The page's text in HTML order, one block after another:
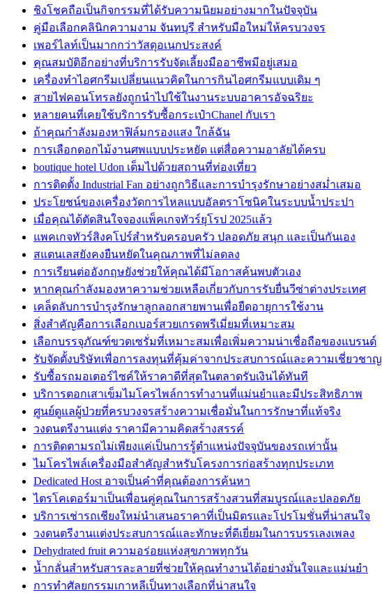
ชิงโชคถือเป็นกิจกรรมที่ได้รับความนิยมอย่างมากในปัจจุบัน
คู่มือเลือกคลินิกความงาม จันทบุรี สำหรับมือใหม่ให้ครบวงจร
เพอร์ไลท์เป็นมากกว่าวัสดุอเนกประสงค์
คุณสมบัติอีกอย่างที่บริการรับจัดเลี้ยงมืออาชีพมีอยู่เสมอ
เครื่องทำไอศกรีมเปลี่ยนแนวคิดในการกินไอศกรีมแบบเดิม ๆ
สายไฟคอนโทรลยังถูกนำไปใช้ในงานระบบอาคารอัจฉริยะ
หลายคนที่เคยใช้บริการรับซื้อกระเป๋าChanel กับเรา
ถ้าคุณกำลังมองหาฟิล์มกรองแสง ใกล้ฉัน
การเลือกดอกไม้งานศพแบบประหยัด แต่สื่อความอาลัยได้ครบ
boutique hotel Udon เต็มไปด้วยสถานที่ท่องเที่ยว
การติดตั้ง Industrial Fan อย่างถูกวิธีและการบำรุงรักษาอย่างสม่ำเสมอ
ประโยชน์ของเครื่องวัดการไหลแบบอัลตราโซนิคในระบบน้ำประปา
เมื่อคุณได้ตัดสินใจจองแพ็คเกจทัวร์ยุโรป 2025แล้ว
แพคเกจทัวร์สิงคโปร์สำหรับครอบครัว ปลอดภัย สนุก และเป็นกันเอง
สแตนเลสยังคงยืนหยัดในคุณภาพที่ไม่ลดลง
การเรียนต่ออังกฤษยังช่วยให้คุณได้มีโอกาสค้นพบตัวเอง
หากคุณกำลังมองหาความช่วยเหลือเกี่ยวกับการรับยื่นวีซ่าต่างประเทศ
เคล็ดลับการบำรุงรักษาลูกลอกสายพานเพื่อยืดอายุการใช้งาน
สิ่งสำคัญคือการเลือกเบอร์สวยเกรดพรีเมี่ยมที่เหมาะสม
เลือกบรรจุภัณฑ์ขวดเซรั่มที่เหมาะสมเพื่อเพิ่มความน่าเชื่อถือของแบรนด์
รับจัดตั้งบริษัทเพื่อการลงทุนที่คุ้มค่าจากประสบการณ์และความเชี่ยวชาญ
รับซื้อรถมอเตอร์ไซค์ให้ราคาดีที่สุดในตลาดรับเงินได้ทันที
บริการตอกเสาเข็มไมโครไพล์การทำงานที่แม่นยำและมีประสิทธิภาพ
ศูนย์ดูแลผู้ป่วยที่ครบวงจรสร้างความเชื่อมั่นในการรักษาที่แท้จริง
วงดนตรีงานแต่ง ราคามีความคิดสร้างสรรค์
การติดตามรถไม่เพียงแค่เป็นการรู้ตำแหน่งปัจจุบันของรถเท่านั้น
ไมโครไพล์เครื่องมือสำคัญสำหรับโครงการก่อสร้างทุกประเภท
Dedicated Host อาจเป็นคำที่คุณต้องการค้นหา
ไตรโคเดอร์มาเป็นเพื่อนคู่คุณในการสร้างสวนที่สมบูรณ์และปลอดภัย
บริการเช่ารถเชียงใหม่นำเสนอราคาที่เป็นมิตรและโปรโมชั่นที่น่าสนใจ
วงดนตรีงานเเต่งประสบการณ์และทักษะที่ดีเยี่ยมในการบรรเลงเพลง
Dehydrated fruit ความอร่อยแห่งสุขภาพทุกวัน
น้ำกลั่นสำหรับสารละลายที่ช่วยให้คุณทำงานได้อย่างมั่นใจและแม่นยำ
การทำศัลยกรรมเกาหลีเป็นทางเลือกที่น่าสนใจ